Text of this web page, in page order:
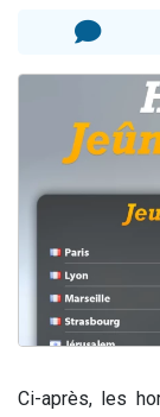
Ci-après, les